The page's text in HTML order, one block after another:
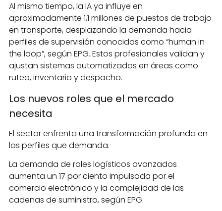
Al mismo tiempo, la IA ya influye en
aproximadamente 1,1 millones de puestos de trabajo
en transporte, desplazando la demanda hacia
perfiles de supervisión conocidos como “human in
the loop”, según EPG. Estos profesionales validan y
ajustan sistemas automatizados en áreas como
ruteo, inventario y despacho.
Los nuevos roles que el mercado
necesita
El sector enfrenta una transformación profunda en
los perfiles que demanda.
La demanda de roles logísticos avanzados
aumenta un 17 por ciento impulsada por el
comercio electrónico y la complejidad de las
cadenas de suministro, según EPG.